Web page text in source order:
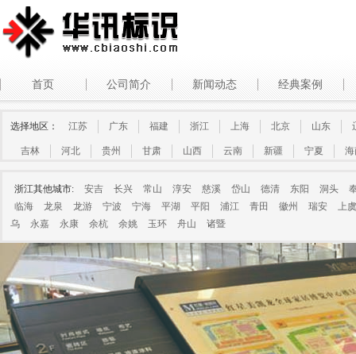
首页 公司简介 新闻动态 经典案例
选择地区： 江苏 广东 福建 浙江 上海 北京 山东
吉林 河北 贵州 甘肃 山西 云南 新疆 宁夏
浙江其他城市: 安吉 长兴 常山 淳安 慈溪 岱山 德清 东阳 洞头
临海
龙泉 龙游 宁波 宁海 平湖 平阳 浦江 青田 徽州 瑞安
上虞
乌
永嘉 永康 余杭 余姚 玉环 舟山 诸暨